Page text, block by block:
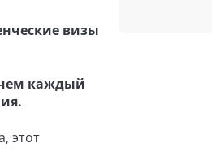
визы
чем каждый
этот